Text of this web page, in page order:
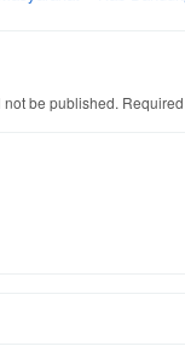
be published.